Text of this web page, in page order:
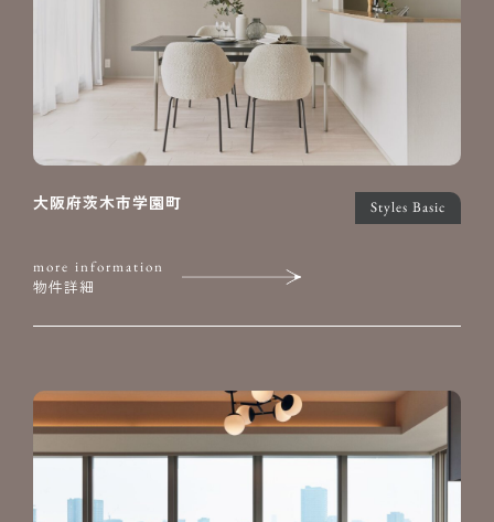
大阪府茨木市学園町 Styles Basic
more information
物件詳細